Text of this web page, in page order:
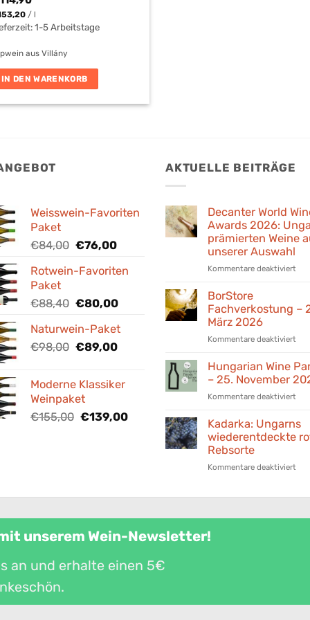
/ l
1-5 Arbeitstage
aus Villány
IN DEN WARENKORB
Weisswein-Favoriten
Paket
€84,00 Ursprünglicher
war:
€76,00Aktueller
ist:
Rotwein-Favoriten
Paket
€88,40 Ursprünglicher
war:
€88,40
€80,00Aktueller
ist:
€80,00.
Naturwein-Paket
€98,00 Ursprünglicher
€98,00
€89,00Aktueller
€89,00.
Moderne Klassiker
Weinpaket
€155,00 Ursprünglicher
€139,00Aktueller
AKTUELLE BEITRÄGE
Decanter World
Awards 2026:
prämierten Weine
unserer Auswahl
Kommentare deaktiviert
aus
BorStore
Fachverkostung –
März 2026
Kommentare deaktiviert
–
März
Hungarian Wine
– 25. November
Kommentare deaktiviert
Wine
Kadarka: Ungarns
wiederentdeckte
Rebsorte
Kommentare deaktiviert
unserem Wein-Newsletter!
an und erhalte einen 5€